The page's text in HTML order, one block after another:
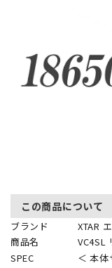
この商品について
ブランド
商品名
XTAR
VC4SL
SPEC
＜ 本体